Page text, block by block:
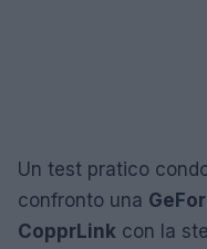
Un test pratico
confronto una
CopprLink con la